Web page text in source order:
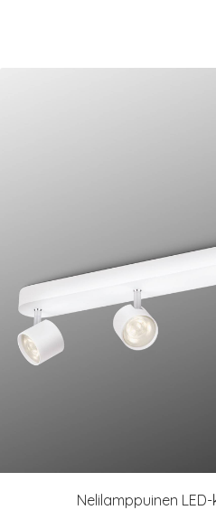
Nelilamppuinen